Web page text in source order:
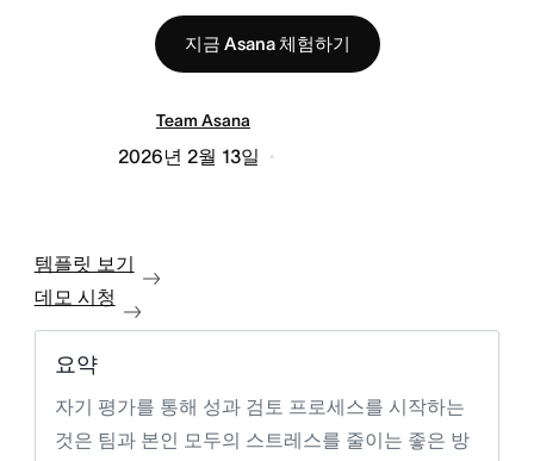
지금 Asana 체험하기
Team Asana
2026년 2월 13일
템플릿 보기
데모 시청
요약
자기 평가를 통해 성과 검토 프로세스를 시작하는
것은 팀과 본인 모두의 스트레스를 줄이는 좋은 방